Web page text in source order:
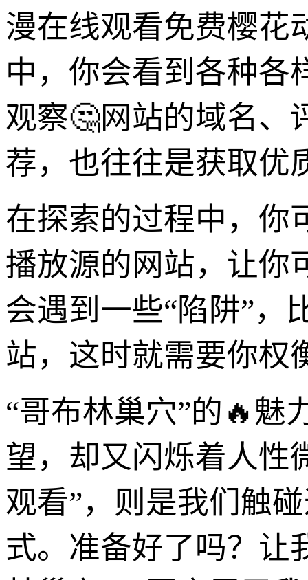
漫在线观看免费樱花
中，你会看到各种各
观察🤔网站的域名、
荐，也往往是获取优
在探索的过程中，你
播放源的网站，让你
会遇到一些“陷阱”，
站，这时就需要你权
“哥布林巢穴”的🔥魅
望，却又闪烁着人性
观看”，则是我们触
式。准备好了吗？让